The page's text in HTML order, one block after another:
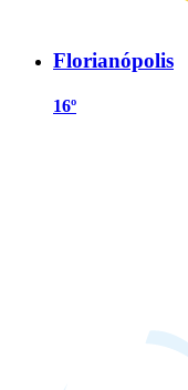
Florianópolis
16º